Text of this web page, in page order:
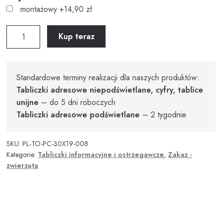
montażowy+14,90 zł
Tabliczka
30x19cm
PCV
Kup teraz
Standardowe terminy realizacji dla naszych produktów:
Tabliczki adresowe niepodświetlane, cyfry, tablice
unijne – do 5 dni roboczych
Tabliczki adresowe podświetlane – 2 tygodnie
SKU:PL-TO-PC-30X19-008
Kategorie: Tabliczki informacyjne i ostrzegawcze,Zakaz -
zwierzęta